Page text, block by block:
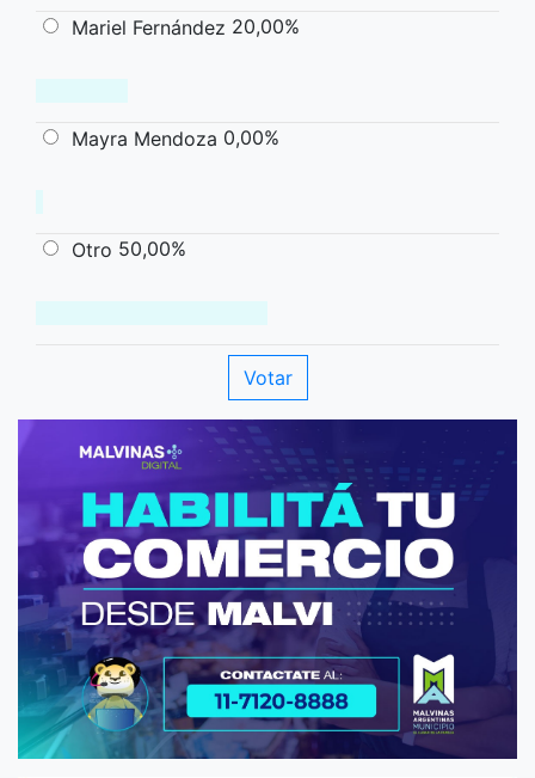
Mariel Fernández 20,00%
Mayra Mendoza 0,00%
Otro 50,00%